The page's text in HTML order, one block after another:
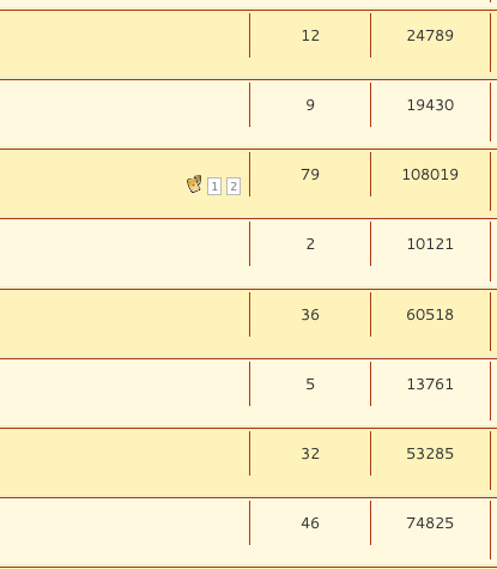
12 24789
9 19430
1 2
79 108019
2 10121
36 60518
5 13761
32 53285
46 74825